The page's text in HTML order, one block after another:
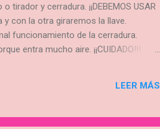
y cerradura. ¡¡DEBEMOS USAR
y con la otra giraremos la llave.
funcionamiento de la cerradura.
entra mucho aire. ¡¡CUIDADO!!!
con la puerta abierta. Si así
las varillas interiores,en la puerta
LEER MÁS